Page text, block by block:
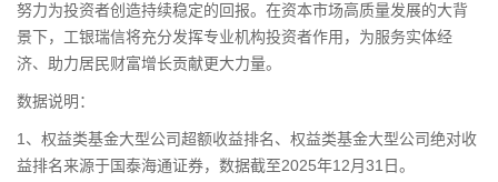
努力为投资者创造持续稳定的回报。在资本市场高质量发展的大背
景下，工银瑞信将充分发挥专业机构投资者作用，为服务实体经
济、助力居民财富增长贡献更大力量。
数据说明：
1、权益类基金大型公司超额收益排名、权益类基金大型公司绝对收
益排名来源于国泰海通证券，数据截至2025年12月31日。